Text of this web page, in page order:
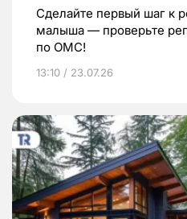
Сделайте первый шаг к
малыша — проверьте
по ОМС!
13:10 / 23.07.26